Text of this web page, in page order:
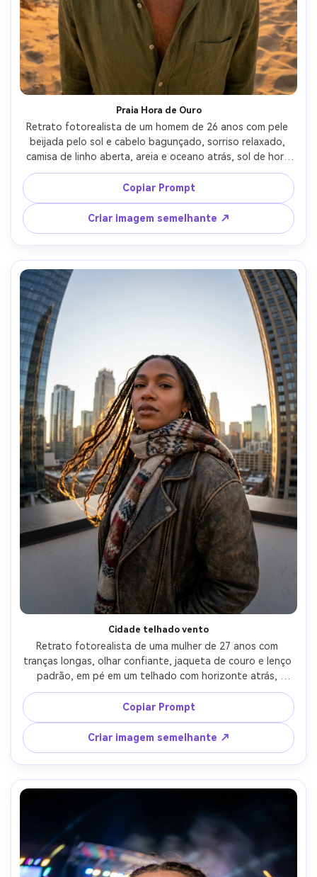
Praia Hora de Ouro
Retrato fotorealista de um homem de 26 anos com pele
beijada pelo sol e cabelo bagunçado, sorriso relaxado,
camisa de linho aberta, areia e oceano atrás, sol de hora
dourada baixo com luz de borda quente e salto macio da
areia, Canon EOS R6 Mark II, lente olho de peixe de 10mm
f/4, moldura fechada com horizonte sutilmente curvado,
humor alegre e brisante, textura realista da pele, olhos
nítidos, alta resolução-AR 4:5
Copiar Prompt
Criar imagem semelhante ↗
Cidade telhado vento
Retrato fotorealista de uma mulher de 27 anos com
tranças longas, olhar confiante, jaqueta de couro e lenço
padrão, em pé em um telhado com horizonte atrás,
movimento de cabelo ventoso, sol da tarde com borda
forte e preenchimento suave, Nikon Z6III, lente olho de
peixe de 8mm f/5.6, molduras heróicas de baixo ângulo,
arranha-céus curvando nas bordas, humor editorial
ousado, detalhes nítidos, cor natural e sombras-AR 4:5
Copiar Prompt
Criar imagem semelhante ↗
Crie imagens com
IA sem limites.
100% grátis!
Comece Grátis →